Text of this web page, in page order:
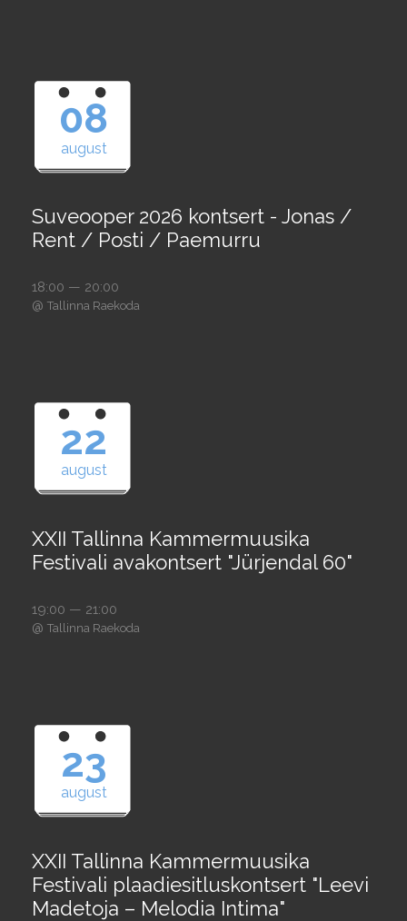
08
august
Suveooper 2026 kontsert - Jonas /
Rent / Posti / Paemurru
18:00 — 20:00
@ Tallinna Raekoda
22
august
XXII Tallinna Kammermuusika
Festivali avakontsert "Jürjendal 60"
19:00 — 21:00
@ Tallinna Raekoda
23
august
XXII Tallinna Kammermuusika
Festivali plaadiesitluskontsert "Leevi
Madetoja – Melodia Intima"